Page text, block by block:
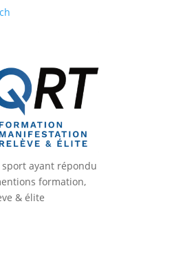
ayant répondu
formation,
& élite